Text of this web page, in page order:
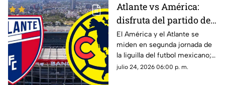
Atlante vs América:
disfruta del partido de
laliga MX EN VIVO y
totalmente GRATIS aquí
El América y el Atlante se
miden en segunda jornada de
la liguilla del futbol mexicano;
disfruta del partido totalmente
julio 24, 2026 06:00 p. m.